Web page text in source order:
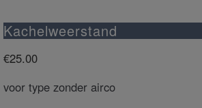
Kachelweerstand
€25.00
voor type zonder airco